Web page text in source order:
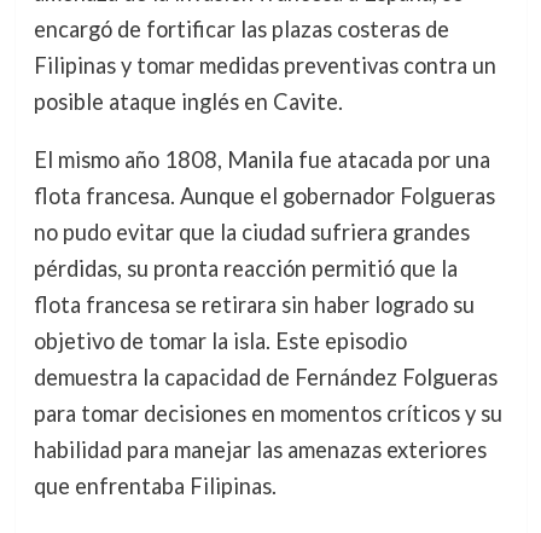
encargó de fortificar las plazas costeras de
Filipinas y tomar medidas preventivas contra un
posible ataque inglés en Cavite.
El mismo año 1808, Manila fue atacada por una
flota francesa. Aunque el gobernador Folgueras
no pudo evitar que la ciudad sufriera grandes
pérdidas, su pronta reacción permitió que la
flota francesa se retirara sin haber logrado su
objetivo de tomar la isla. Este episodio
demuestra la capacidad de Fernández Folgueras
para tomar decisiones en momentos críticos y su
habilidad para manejar las amenazas exteriores
que enfrentaba Filipinas.